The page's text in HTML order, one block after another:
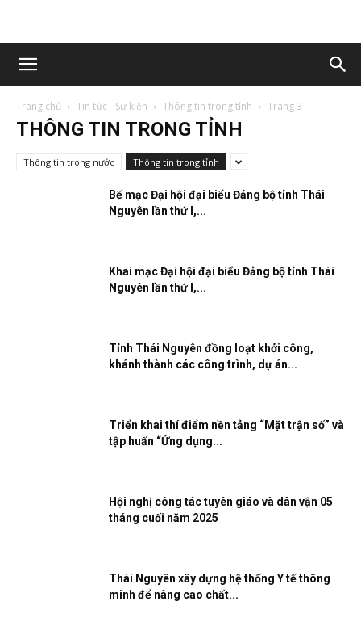
Trang chủ Tin tức - Sự kiện Thông tin trong tỉnh Trang 3
THÔNG TIN TRONG TỈNH
Thông tin trong nước Thông tin trong tỉnh
Bế mạc Đại hội đại biểu Đảng bộ tỉnh Thái
Nguyên lần thứ I,...
Khai mạc Đại hội đại biểu Đảng bộ tỉnh Thái
Nguyên lần thứ I,...
Tỉnh Thái Nguyên đồng loạt khởi công,
khánh thành các công trình, dự án...
Triển khai thí điểm nền tảng “Mặt trận số” và
tập huấn “Ứng dụng...
Hội nghị công tác tuyên giáo và dân vận 05
tháng cuối năm 2025
Thái Nguyên xây dựng hệ thống Y tế thông
minh để nâng cao chất...